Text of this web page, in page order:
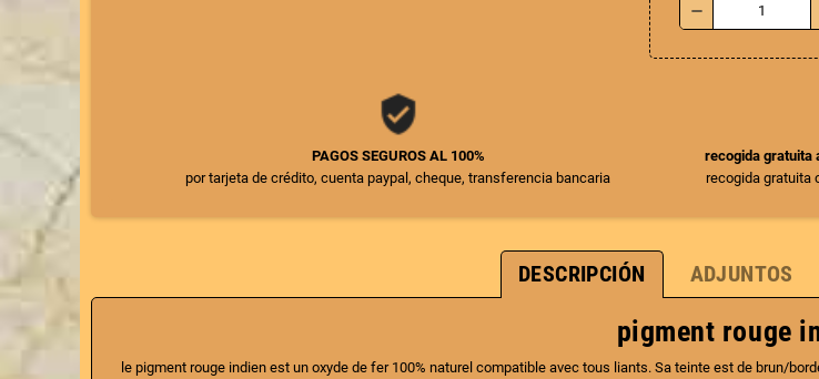
remove
PAGOS SEGUROS AL 100%
por tarjeta de crédito, cuenta paypal, cheque, transferencia bancaria
recogida gratuita
recogida gratuita
DESCRIPCIÓN ADJUNTOS
pigment rouge
le pigment rouge indien est un oxyde de fer 100% naturel compatible avec tous liants. Sa teinte est de brun/